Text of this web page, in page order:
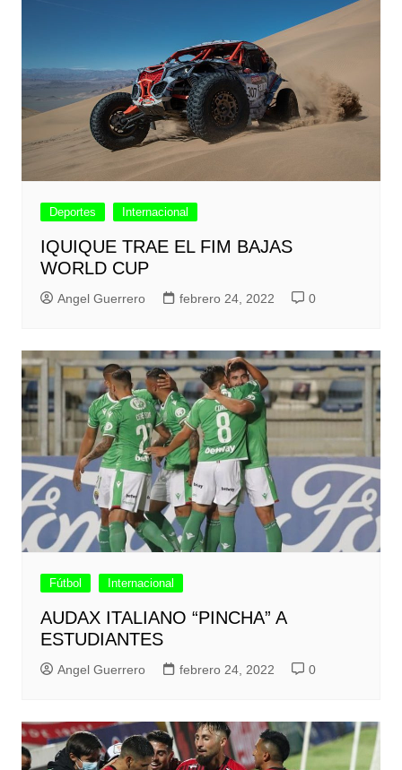
Deportes Internacional
IQUIQUE TRAE EL FIM BAJAS
WORLD CUP
Angel Guerrero febrero 24, 2022 0
Fútbol Internacional
AUDAX ITALIANO “PINCHA” A
ESTUDIANTES
Angel Guerrero febrero 24, 2022 0